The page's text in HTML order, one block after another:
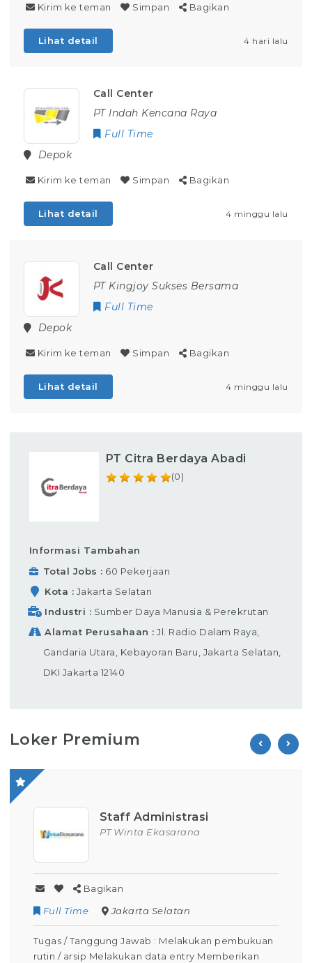
Kirim ke teman Simpan Bagikan
Lihat detail 4 hari lalu
Call Center
PT Indah Kencana Raya
Full Time
Depok
Kirim ke teman Simpan Bagikan
Lihat detail 4 minggu lalu
Call Center
PT Kingjoy Sukses Bersama
Full Time
Depok
Kirim ke teman Simpan Bagikan
Lihat detail 4 minggu lalu
PT Citra Berdaya Abadi
(0)
Informasi Tambahan
Total Jobs
60 Pekerjaan
Kota
Jakarta Selatan
Industri
Sumber Daya Manusia & Perekrutan
Alamat Perusahaan
Jl. Radio Dalam Raya,
Gandaria Utara, Kebayoran Baru, Jakarta Selatan,
DKI Jakarta 12140
Loker Premium
Staff Administrasi
PT Winta Ekasarana
Bagikan
Full Time
Jakarta Selatan
Tugas / Tanggung Jawab : Melakukan pembukuan
rutin / arsip Melakukan data entry Memberikan